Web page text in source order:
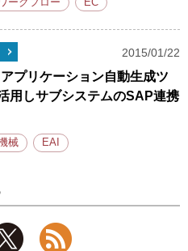
ークフロー EC
2015/01/22
プリケーション自動生成ツ
用しサブシステムのSAP連携
械 EAI